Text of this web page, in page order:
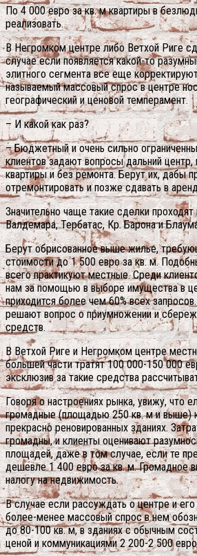
По 4 000 евро за кв. м квартиры в
реализовать.
В Негромком центре либо Ветхой Риге
случае если появляется какой-то
элитного сегмента все еще
называемый массовый спрос в центре
географический и ценовой темперамент.
– И какой как раз?
– Бюджетный и очень сильно
клиентов задают вопросы дальний
квартиры и без ремонта. Берут их, дабы
отремонтировать и позже сдавать в
Значительно чаще такие сделки проходят
Валдемара, Тербатас, Кр. Барона и
Берут обрисованное выше жилье,
стоимости до 1 500 евро за кв. м.
всего практикуют местные. Среди
нам за помощью в выборе имущества в
приходится более чем 60% всех
решают вопрос о приумножении и
средств.
В Ветхой Риге и Негромком центре
большей части тратят 100 000-150 000
эксклюзив за такие средства
Говоря о настроениях рынка, увижу, что
громадные (площадью 250 кв. м и выше)
прекрасно реновированных зданиях.
громадны, и клиенты оценивают
площадей, даже в том случае, если те
дешевле 1 400 евро за кв. м. Громадное
налогу на недвижимость.
В случае если рассуждать о центре и
более-менее массовый спрос в нем
до 80-100 кв. м, в зданиях с обычным
ценой и коммуникациями 2 200-2 500